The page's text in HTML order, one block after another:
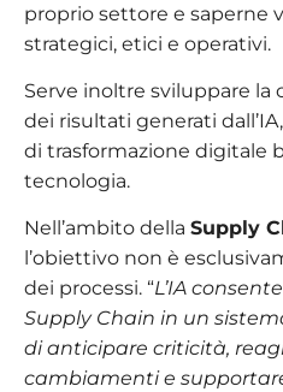
proprio settore e saperne
strategici, etici e operativi.
Serve inoltre sviluppare la
dei risultati generati
di trasformazione digitale
tecnologia.
Nell’ambito della Supply
l’obiettivo non è
dei processi. “L’IA
Supply Chain in un
di anticipare criticità,
cambiamenti e